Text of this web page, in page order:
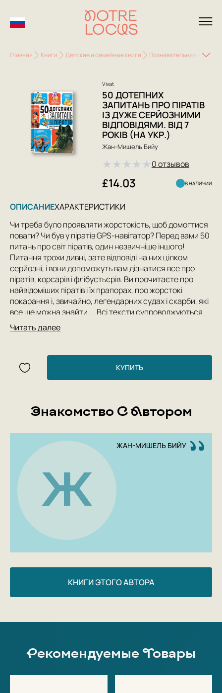
Главная Книги Детские и семейные книги Познавательная
Vivat
50 ДОТЕПНИХ
ЗАПИТАНЬ ПРО ПІРАТІВ
ІЗ ДУЖЕ СЕРЙОЗНИМИ
ВІДПОВІДЯМИ. ВІД 7
РОКІВ (НА УКР.)
Жан-Мишель Бийу
★★★★★0 отзывов
£14.03 В НАЛИЧИИ
ОПИСАНИЕХАРАКТЕРИСТИКИ
Чи треба було проявляти жорстокість, щоб домогтися
поваги? Чи був у піратів GPS-навігатор? Перед вами 50
питань про світ піратів, один незвичніше іншого!
Питання трохи дивні, зате відповіді на них цілком
серйозні, і вони допоможуть вам дізнатися все про
піратів, корсарів і флібустьєрів. Ви прочитаєте про
найвідоміших піратів і їх прапорах, про жорстокі
покарання і, звичайно, легендарних судах і скарби, які
все ще можна знайти ... Всі тексти супроводжуються
веселими малюнками і чудовими реалістичними
ілюстраціями.
Author: Жан-Мішель Бійу
Читать далее
КУПИТЬ
Знакомство С Автором
Ж
ЖАН-МИШЕЛЬ БИЙУ
КНИГИ ЭТОГО АВТОРА
Рекомендуемые Товары